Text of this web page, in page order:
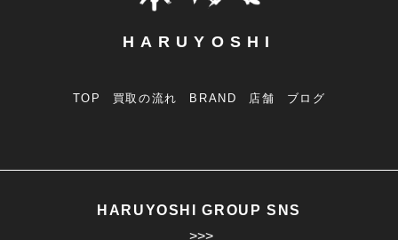
HARUYOSHI
TOP 買取の流れ BRAND 店舗 ブログ
HARUYOSHI GROUP SNS
>>>